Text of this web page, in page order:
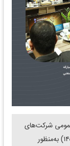
شرکت‌های
گروه فولاد مبارکه امروز (پنجشنبه ۱۳ شهریورماه ۱۴۰۴) به‌منظور